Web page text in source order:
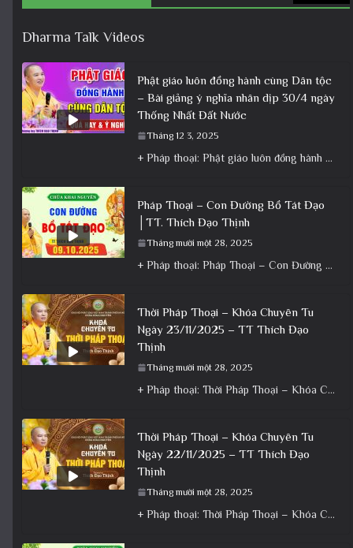
Dharma Talk Videos
Phật giáo luôn đồng hành cùng Dân tộc
– Bài giảng ý nghĩa nhân dịp 30/4 ngày
Thống Nhất Đất Nước
Tháng 12 3, 2025
+ Pháp thoại: Phật giáo luôn đồng hành cùng Dân tộc – Bài giảng ý nghĩa nhân dịp 30/4 ngày
Pháp Thoại – Con Đường Bồ Tát Đạo
│TT. Thích Đạo Thịnh
Tháng mười một 28, 2025
+ Pháp thoại: Pháp Thoại – Con Đường Bồ Tát Đạo │TT. Thích Đạo Thịnh + Album: Pháp Thoại +
Thời Pháp Thoại – Khóa Chuyên Tu
Ngày 23/11/2025 – TT Thích Đạo
Thịnh
Tháng mười một 28, 2025
+ Pháp thoại: Thời Pháp Thoại – Khóa Chuyên Tu Ngày 23/11/2025 – TT Thích Đạo Thịnh + Album: Pháp
Thời Pháp Thoại – Khóa Chuyên Tu
Ngày 22/11/2025 – TT Thích Đạo
Thịnh
Tháng mười một 28, 2025
+ Pháp thoại: Thời Pháp Thoại – Khóa Chuyên Tu Ngày 22/11/2025 – TT Thích Đạo Thịnh + Album: Pháp